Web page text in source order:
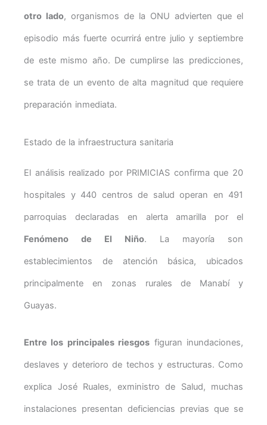
otro lado, organismos de la ONU advierten que el
episodio más fuerte ocurrirá entre julio y septiembre
de este mismo año. De cumplirse las predicciones,
se trata de un evento de alta magnitud que requiere
preparación inmediata.
Estado de la infraestructura sanitaria
El análisis realizado por PRIMICIAS confirma que 20
hospitales y 440 centros de salud operan en 491
parroquias declaradas en alerta amarilla por el
Fenómeno de El Niño. La mayoría son
establecimientos de atención básica, ubicados
principalmente en zonas rurales de Manabí y
Guayas.
Entre los principales riesgos figuran inundaciones,
deslaves y deterioro de techos y estructuras. Como
explica José Ruales, exministro de Salud, muchas
instalaciones presentan deficiencias previas que se